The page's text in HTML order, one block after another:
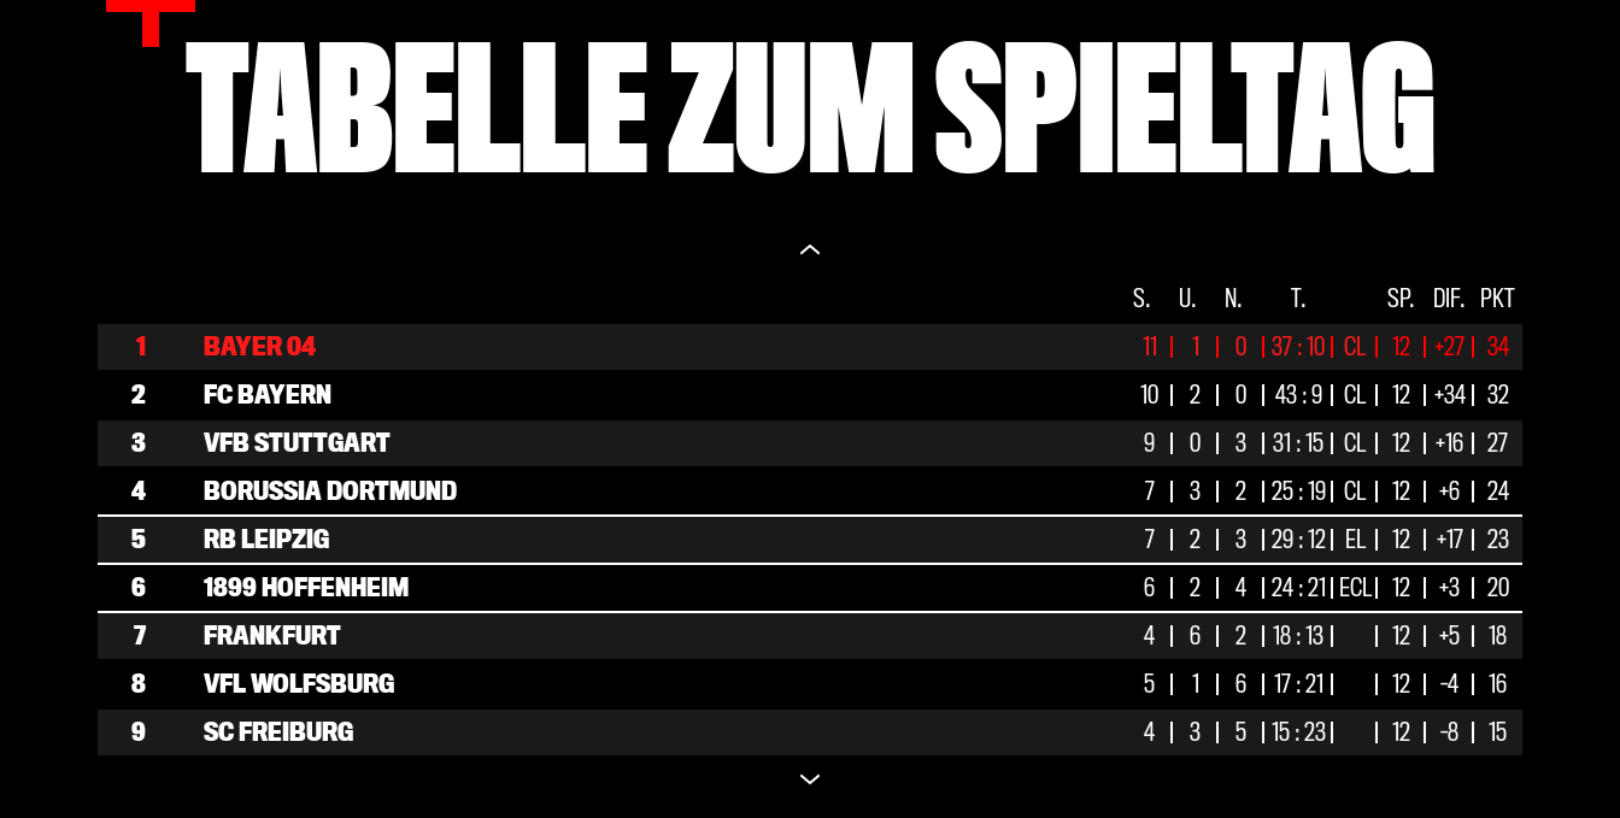
TABELLE ZUM SPIELTAG
S. U. N. T. SP. DIF.
PKT
1
BAYER 04 11 1 0 37 : 10 CL 12 +27
34
2
FC BAYERN 10 2 0 43 : 9 CL 12 +34
32
3
VFB STUTTGART 9 0 3 31 : 15 CL 12 +16
27
4
BORUSSIA DORTMUND 7 3 2 25 : 19 CL 12 +6
24
5
RB LEIPZIG 7 2 3 29 : 12 EL 12 +17
23
6
1899 HOFFENHEIM 6 2 4 24 : 21 ECL 12 +3
20
7
FRANKFURT 4 6 2 18 : 13 12 +5
18
8
VFL WOLFSBURG 5 1 6 17 : 21 12 -4
16
9
SC FREIBURG 4 3 5 15 : 23 12 -8
15